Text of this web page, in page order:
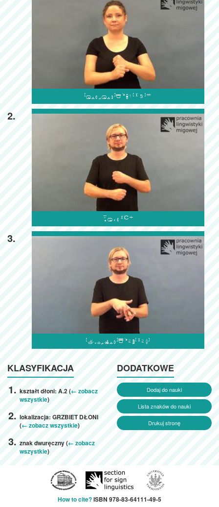

2.

3.

KLASYFIKACJA
kształt dłoni: A.2 (← zobacz
wszystkie)
lokalizacja: GRZBIET DŁONI
(← zobacz wszystkie)
znak dwuręczny (← zobacz
wszystkie)
DODATKOWE
Dodaj do nauki
Lista znaków do nauki
Drukuj stronę
How to cite?ISBN 978-83-64111-49-5